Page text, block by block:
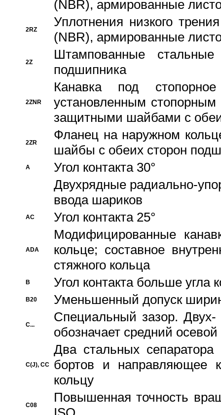
(NBR), армированные
2RZ
Уплотнения низкого
(NBR), армированные
2Z
Штампованные
подшипника
2ZNR
Канавка под
установленным
защитными шайбами с
2ZR
Фланец на наружном
шайбы с обеих сторон
A
Угол контакта 30°
Двухрядные радиально-
ввода шариков
AC Угол контакта 25°
ADA
Модифицированные
кольце; составное
стяжного кольца
B Угол контакта больше угла
B20 Уменьшенный допуск
C...
Специальный зазор.
обозначает средний
C(J), CC
Два стальных сепаратора
бортов и направляющее
кольцу
C08
Повышенная точность